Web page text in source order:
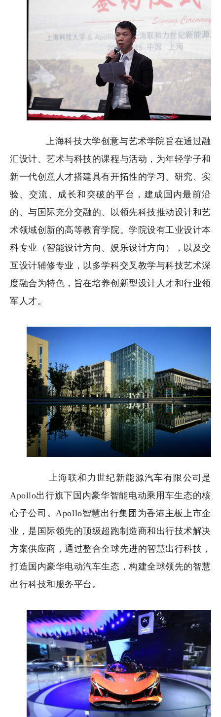
上海科技大学创意与艺术学院旨在通过融
汇设计、艺术与科技的课程与活动，为年轻学子和
新一代创意人才搭建具有开拓性的学习、研究、实
验、交流、成长和突破的平台，建成国内最前沿
的、与国际充分交融的、以领先科技推动设计和艺
术领域创新的高等教育学院。学院设有工业设计本
科专业（智能设计方向、娱乐设计方向），以及交
互设计辅修专业，以多学科交叉教学与科技艺术深
度融合为特色，旨在培养创新型设计人才和行业领
军人才。
上海联和力世纪新能源汽车有限公司是
Apollo出行旗下国内豪华智能电动乘用车生态的核
心子公司。Apollo智慧出行集团为香港主板上市企
业，是国际领先的顶级超跑制造商和出行技术解决
方案供应商，通过整合全球先进的智慧出行科技，
打造国内豪华电动汽车生态，构建全球领先的智慧
出行科技和服务平台。